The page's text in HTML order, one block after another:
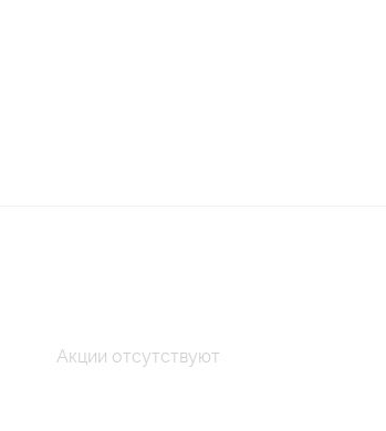
Акции отсутствуют